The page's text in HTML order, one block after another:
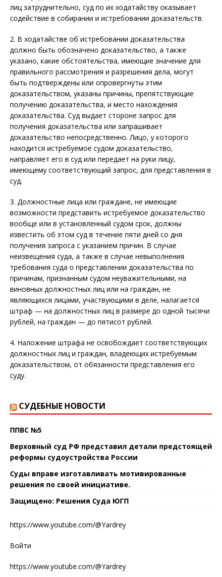
лиц затруднительно, суд по их ходатайству оказывает
содействие в собирании и истребовании доказательств.
2. В ходатайстве об истребовании доказательства
должно быть обозначено доказательство, а также
указано, какие обстоятельства, имеющие значение для
правильного рассмотрения и разрешения дела, могут
быть подтверждены или опровергнуты этим
доказательством, указаны причины, препятствующие
получению доказательства, и место нахождения
доказательства. Суд выдает стороне запрос для
получения доказательства или запрашивает
доказательство непосредственно. Лицо, у которого
находится истребуемое судом доказательство,
направляет его в суд или передает на руки лицу,
имеющему соответствующий запрос, для представления в
суд.
3. Должностные лица или граждане, не имеющие
возможности представить истребуемое доказательство
вообще или в установленный судом срок, должны
известить об этом суд в течение пяти дней со дня
получения запроса с указанием причин. В случае
неизвещения суда, а также в случае невыполнения
требования суда о представлении доказательства по
причинам, признанным судом неуважительными, на
виновных должностных лиц или на граждан, не
являющихся лицами, участвующими в деле, налагается
штраф — на должностных лиц в размере до одной тысячи
рублей, на граждан — до пятисот рублей.
4. Наложение штрафа не освобождает соответствующих
должностных лиц и граждан, владеющих истребуемым
доказательством, от обязанности представления его
суду.
СУДЕБНЫЕ НОВОСТИ
ППВС №5
Верховный суд РФ представил детали предстоящей
реформы судоустройства России
Суды вправе изготавливать мотивированные
решения по своей инициативе.
Защищено: Решения Суда ЮГП
https://www.youtube.com/@Yardrey
Войти
https://www.youtube.com/@Yardrey